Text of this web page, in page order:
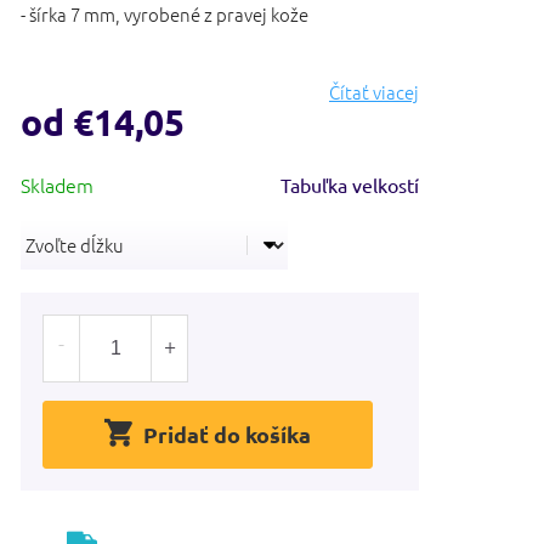
- šírka 7 mm, vyrobené z pravej kože
Čítať viacej
od €14,05
cena:
Tabuľka velkostí
Pridať do košíka